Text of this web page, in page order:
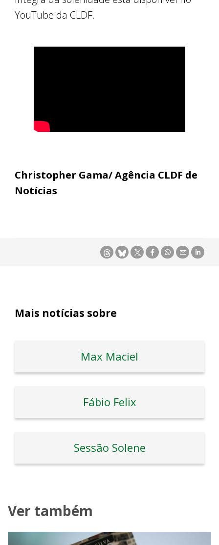
YouTube da CLDF.
Christopher Gama/ Agência CLDF de
Notícias
Mais notícias sobre
Max Maciel
Fábio Felix
Sessão Solene
Ver também